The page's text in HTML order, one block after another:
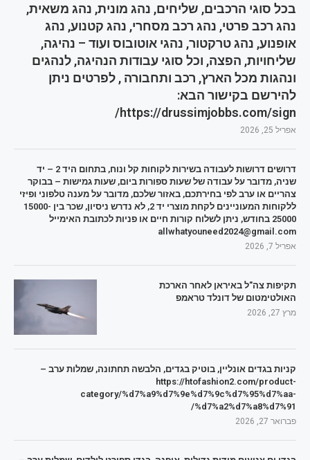
בכל סוגי הרכבים, שליחים, נהג מונית, נהג משאית,
נהג רכב פרטי, נהג רכב מסחרי, נהג קטנוע, נהג
אופנוע, נהג טרקטור, נהגי אוטובוס ועוד – נהיגה,
שליחויות, הפצה, וכל סוגי עבודות הנהיגה, לנהגים
ונהגות מכל הארץ, רכב ותחבורה , לפרטים ניתן
להירשם בקישור הבא:
https://drussimjobbs.com/sign/
אפריל 25, 2026
דרושים דרושות לעבודה בשירות לקוחות קל ונוח, בתחום היד 2 – יד
שניה, מדובר על עבודה של שעות ספורות ביום, שעות גמישות – בבוקר
צהריים או ערב לפי בחירתכם, באזור שלכם, מדובר על מענה טלפוני ופיזי
ללקוחות המעוניינים לקחת מוצרי יד 2, לא נדרש ניסיון, שכר בין 15000-
25000 בחודש, ניתן לשלוח קורות חיים או פניות לכתובת האימייל
allwhatyouneed2024@gmail.com
אפריל 7, 2026
תקיפות צה"ל באיראן לאחר הארכת
האולטימטום של דונלד טראמפ
מרץ 27, 2026
קניות בגדים אונליין, בוטיק בגדים, הלבשה תחתונה, שמלות ערב –
https://htofashion2.com/product-
category/%d7%a9%d7%9e%d7%9c%d7%95%d7%aa-
%d7%a2%d7%a8%d7%91/
פברואר 27, 2026